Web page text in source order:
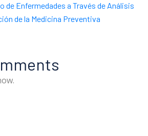
de Enfermedades a Través de Análisis
de la Medicina Preventiva